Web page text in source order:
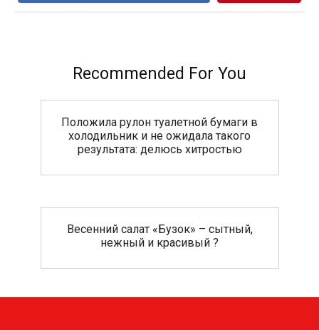
Recommended For You
Положила рулон туалетной бумаги в
холодильник и не ожидала такого
результата: делюсь хитростью
Весенний салат «Бузок» – сытный,
нежный и красивый ?